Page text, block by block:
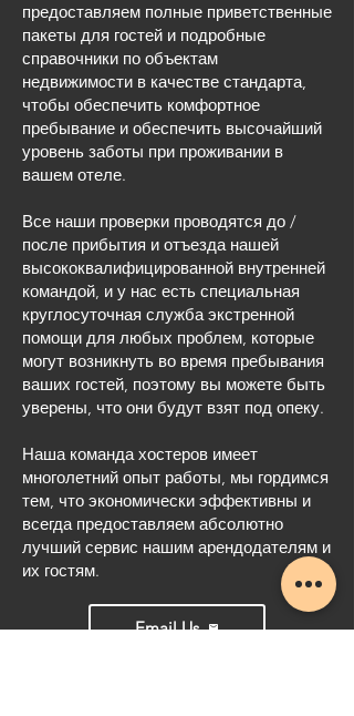
предоставляем полные приветственные
пакеты для гостей и подробные
справочники по объектам
недвижимости в качестве стандарта,
чтобы обеспечить комфортное
пребывание и обеспечить высочайший
уровень заботы при проживании в
вашем отеле.
Все наши проверки проводятся до /
после прибытия и отъезда нашей
высококвалифицированной внутренней
командой, и у нас есть специальная
круглосуточная служба экстренной
помощи для любых проблем, которые
могут возникнуть во время пребывания
ваших гостей, поэтому вы можете быть
уверены, что они будут взят под опеку.
Наша команда хостеров имеет
многолетний опыт работы, мы гордимся
тем, что экономически эффективны и
всегда предоставляем абсолютно
лучший сервис нашим арендодателям и
их гостям.
Email Us